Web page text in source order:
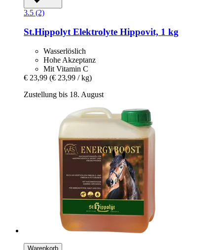
3.5 (2)
St.Hippolyt Elektrolyte Hippovit, 1 kg
Wasserlöslich
Hohe Akzeptanz
Mit Vitamin C
€ 23,99 (€ 23,99 / kg)
Zustellung bis 18. August
Warenkorb